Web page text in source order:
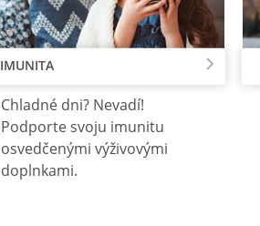
IMUNITA
Chladné dni? Nevadí!
Podporte svoju imunitu
osvedčenými výživovými
doplnkami.